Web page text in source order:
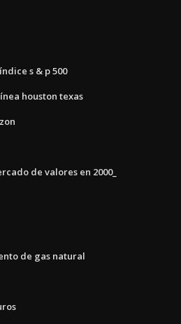
s & p 500
houston texas
de valores en 2000_
de gas natural